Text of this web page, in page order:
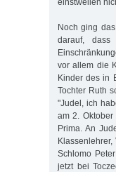
Noch ging
darauf,
vor allem die
Kinder des in
Tochter Ruth
"Judel, ich
am 2. Oktober
Prima. An
Schlomo
jetzt bei